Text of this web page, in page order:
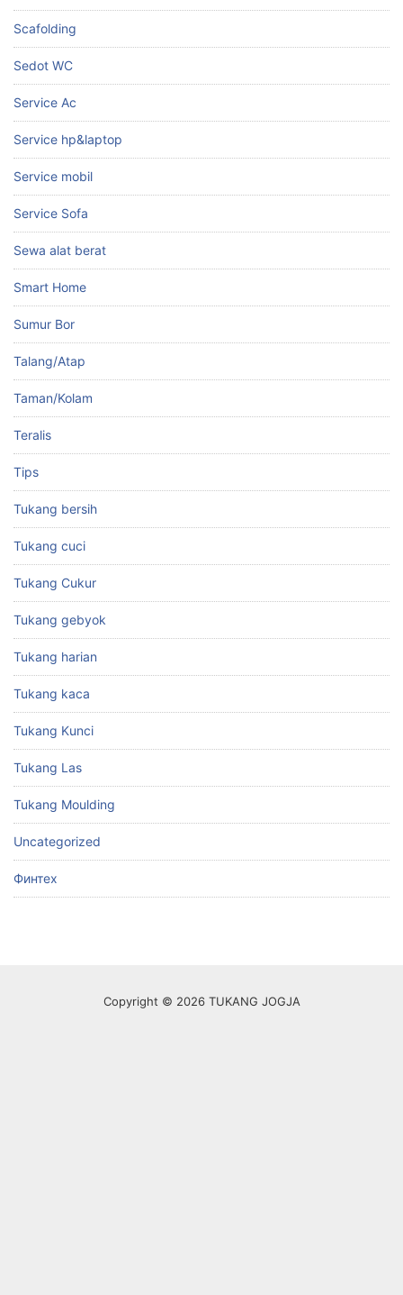
Scafolding
Sedot WC
Service Ac
Service hp&laptop
Service mobil
Service Sofa
Sewa alat berat
Smart Home
Sumur Bor
Talang/Atap
Taman/Kolam
Teralis
Tips
Tukang bersih
Tukang cuci
Tukang Cukur
Tukang gebyok
Tukang harian
Tukang kaca
Tukang Kunci
Tukang Las
Tukang Moulding
Uncategorized
Финтех
Copyright © 2026 TUKANG JOGJA